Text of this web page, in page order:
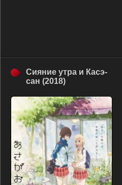
Сияние утра и Касэ-
сан (2018)